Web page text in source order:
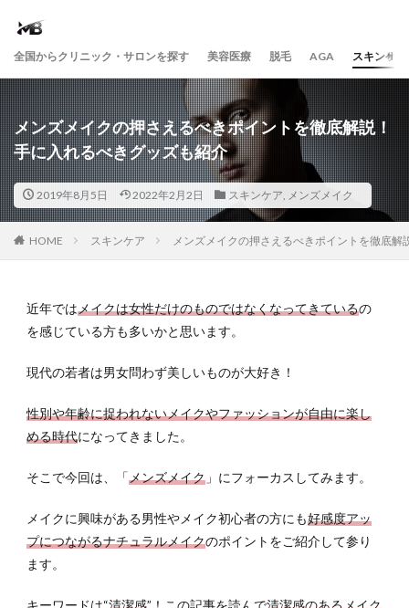
全国からクリニック・サロンを探す 美容医療 脱毛 AGA スキンケア
メンズメイクの押さえるべきポイントを徹底解説！
手に入れるべきグッズも紹介
2019年8月5日 2022年2月2日 スキンケア, メンズメイク
HOME スキンケア メンズメイクの押さえるべきポイントを徹底
近年ではメイクは女性だけのものではなくなってきているの
を感じている方も多いかと思います。
現代の若者は男女問わず美しいものが大好き！
性別や年齢に捉われないメイクやファッションが自由に楽し
める時代になってきました。
そこで今回は、「メンズメイク 」にフォーカスしてみます。
メイクに興味がある男性やメイク初心者の方にも好感度アッ
プにつながるナチュラルメイクのポイントをご紹介して参り
ます。
キーワードは“清潔感”！この記事を読んで清潔感のあるメイク